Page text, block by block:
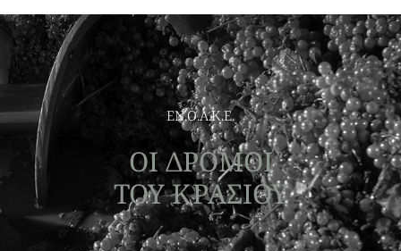
ΕΝ.Ο.Α.Κ.Ε.
ΟΙ ΔΡΟΜΟΙ
ΤΟΥ ΚΡΑΣΙΟΥ